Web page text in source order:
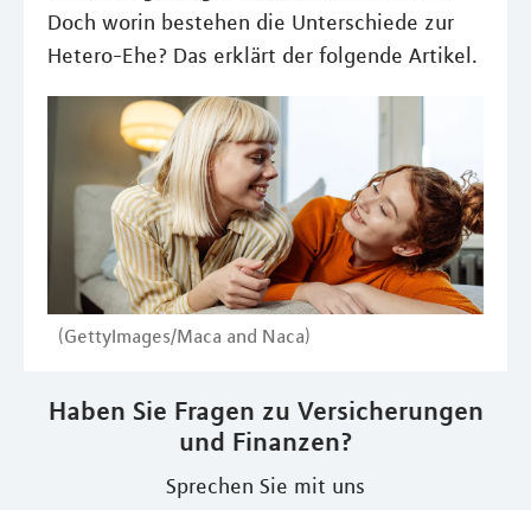
Doch worin bestehen die Unterschiede zur
Hetero-Ehe? Das erklärt der folgende Artikel.
(GettyImages/Maca and Naca)
Haben Sie Fragen zu Versicherungen
und Finanzen?
Sprechen Sie mit uns